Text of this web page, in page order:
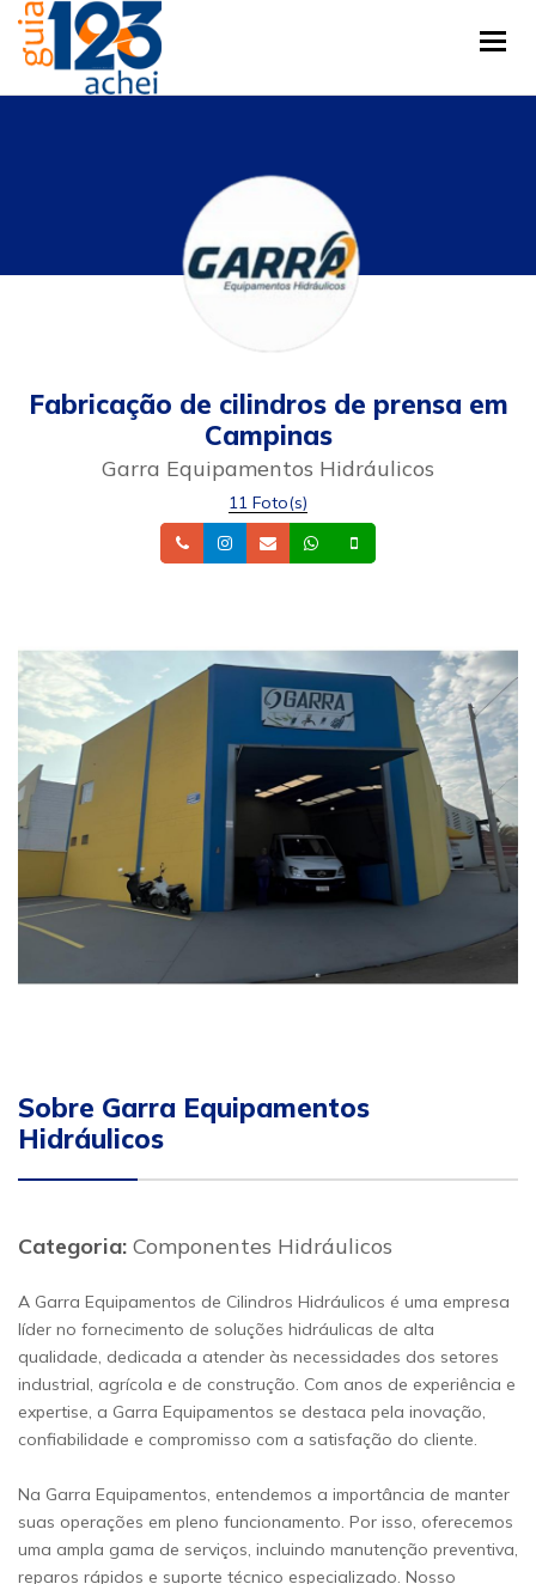
Fabricação de cilindros de prensa em
Campinas
Garra Equipamentos Hidráulicos
11 Foto(s)
TelefoneInstagram
Email Whatsapp
Sobre Garra Equipamentos
Hidráulicos
Categoria: Componentes Hidráulicos
A Garra Equipamentos de Cilindros Hidráulicos é uma empresa
líder no fornecimento de soluções hidráulicas de alta
qualidade, dedicada a atender às necessidades dos setores
industrial, agrícola e de construção. Com anos de experiência e
expertise, a Garra Equipamentos se destaca pela inovação,
confiabilidade e compromisso com a satisfação do cliente.
Na Garra Equipamentos, entendemos a importância de manter
suas operações em pleno funcionamento. Por isso, oferecemos
uma ampla gama de serviços, incluindo manutenção preventiva,
reparos rápidos e suporte técnico especializado. Nosso